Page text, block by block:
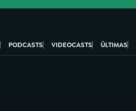
PODCASTS VIDEOCASTS ÚLTIMAS